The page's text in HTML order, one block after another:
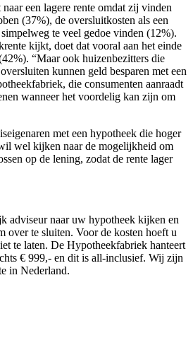
een lagere rente omdat zij vinden
(37%), de oversluitkosten als een
te veel gedoe vinden (12%).
kijkt, doet dat vooral aan het einde
“Maar ook huizenbezitters die
kunnen geld besparen met een
die consumenten aanraadt
wanneer het voordelig kan zijn om
met een hypotheek die hoger
wel kijken naar de mogelijkheid om
op de lening, zodat de rente lager
adviseur naar uw hypotheek kijken en
over te sluiten. Voor de kosten hoeft u
te laten. De Hypotheekfabriek hanteert
€ 999,- en dit is all-inclusief. Wij zijn
in Nederland.